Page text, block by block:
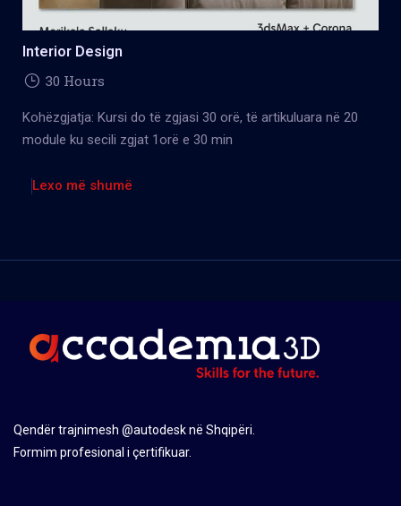
Interior Design
30 Hours
Kohëzgjatja: Kursi do të zgjasi 30 orë, të artikuluara në 20
module ku secili zgjat 1orë e 30 min
Lexo më shumë
Qendër trajnimesh @autodesk në Shqipëri.
Formim profesional i çertifikuar.